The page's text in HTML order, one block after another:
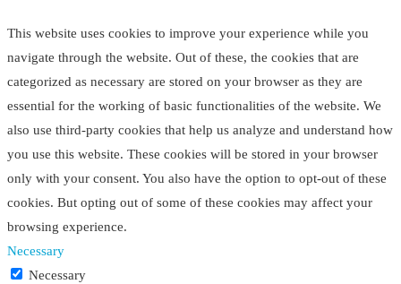
This website uses cookies to improve your experience while you
navigate through the website. Out of these, the cookies that are
categorized as necessary are stored on your browser as they are
essential for the working of basic functionalities of the website. We
also use third-party cookies that help us analyze and understand how
you use this website. These cookies will be stored in your browser
only with your consent. You also have the option to opt-out of these
cookies. But opting out of some of these cookies may affect your
browsing experience.
Necessary
Necessary